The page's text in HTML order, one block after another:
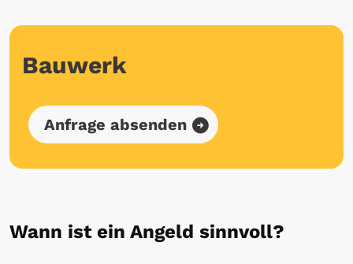
Bauwerk
Anfrage absenden
Wann ist ein Angeld sinnvoll?